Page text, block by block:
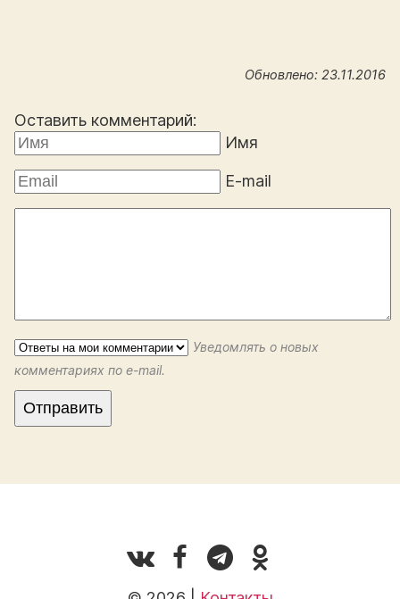
Обновлено: 23.11.2016
Оставить комментарий:
Имя
E-mail
Уведомлять о новых
комментариях по e-mail.